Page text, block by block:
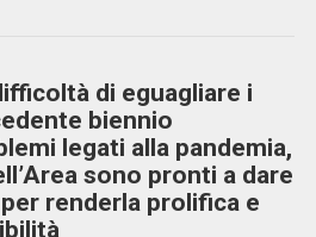
di eguagliare i
biennio
legati alla pandemia,
sono pronti a dare
renderla prolifica e